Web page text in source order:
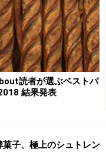
読者が選ぶベストパ
結果発表
子、極上のシュトレン